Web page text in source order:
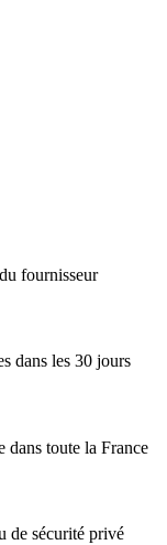
fournisseur
dans les 30 jours
dans toute la France
de sécurité privé